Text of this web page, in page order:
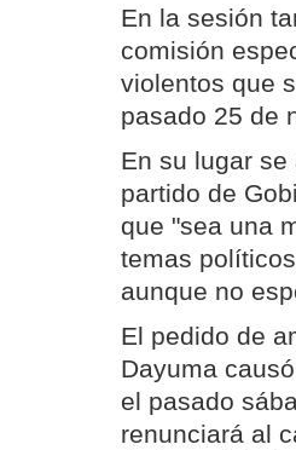
En la sesión
comisión
violentos que
pasado 25 de
En su lugar
partido de
que "sea una
temas
aunque no
El pedido de
Dayuma
el pasado
renunciará al